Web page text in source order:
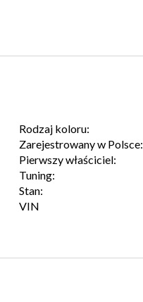
Rodzaj koloru:
Zarejestrowany w Polsce:
Pierwszy właściciel:
Tuning:
Stan:
VIN